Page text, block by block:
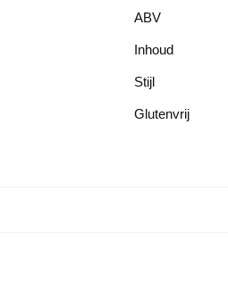
ABV
Inhoud
Stijl
Glutenvrij